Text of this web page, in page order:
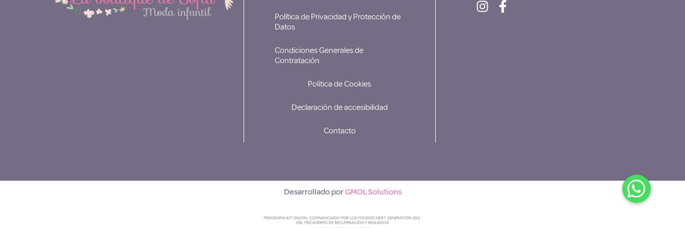
Política de Privacidad y Protección de
Datos
Condiciones Generales de
Contratación
Política de Cookies
Declaración de accesibilidad
Contacto
Desarrollado porGMOL Solutions